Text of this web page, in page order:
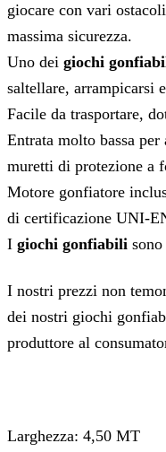
giocare con vari
massima sicurezza.
Uno dei giochi
saltellare, arrampicarsi
Facile da trasportare,
Entrata molto bassa
muretti di protezione a
Motore gonfiatore
di certificazione UNI-
I giochi gonfiabili
I nostri prezzi non
dei nostri giochi
produttore al
Larghezza: 4,50 MT